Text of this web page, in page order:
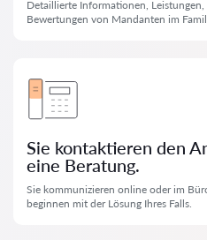
Detaillierte Informationen,
Bewertungen von Mandanten im
Sie kontaktieren den
eine Beratung.
Sie kommunizieren online oder im
beginnen mit der Lösung Ihres Falls.